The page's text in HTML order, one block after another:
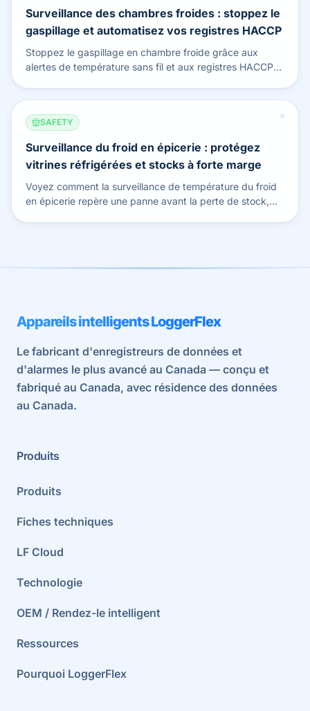
Surveillance des chambres froides : stoppez le
gaspillage et automatisez vos registres HACCP
Stoppez le gaspillage en chambre froide grâce aux
alertes de température sans fil et aux registres HACCP
SAFETY
Surveillance du froid en épicerie : protégez
vitrines réfrigérées et stocks à forte marge
Voyez comment la surveillance de température du froid
en épicerie repère une panne avant la perte de stock,
Appareils intelligents LoggerFlex
Le fabricant d'enregistreurs de données et
d'alarmes le plus avancé au Canada — conçu et
fabriqué au Canada, avec résidence des données
au Canada.
Produits
Produits
Fiches techniques
LF Cloud
Technologie
OEM / Rendez-le intelligent
Ressources
Pourquoi LoggerFlex